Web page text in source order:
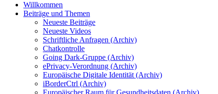
Willkommen
Beiträge und Themen
Neueste Beiträge
Neueste Videos
Schriftliche Anfragen (Archiv)
Chatkontrolle
Going Dark-Gruppe (Archiv)
ePrivacy-Verordnung (Archiv)
Europäische Digitale Identität (Archiv)
iBorderCtrl (Archiv)
Europäischer Raum für Gesundheitsdaten (Archiv)